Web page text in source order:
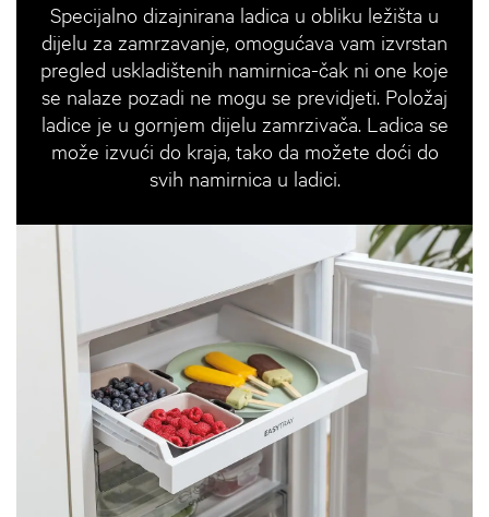
Specijalno dizajnirana ladica u obliku ležišta u
dijelu za zamrzavanje, omogućava vam izvrstan
pregled uskladištenih namirnica-čak ni one koje
se nalaze pozadi ne mogu se previdjeti. Položaj
ladice je u gornjem dijelu zamrzivača. Ladica se
može izvući do kraja, tako da možete doći do
svih namirnica u ladici.